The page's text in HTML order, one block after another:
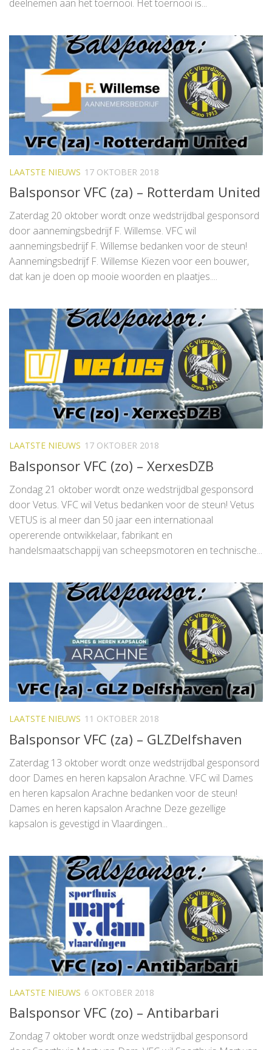
deelnemen aan het toernooi. Het toernooi is...
LAATSTE NIEUWS 17 OKTOBER 2018
Balsponsor VFC (za) – Rotterdam United
Zaterdag 20 oktober wordt onze wedstrijdbal gesponsord
door aannemingsbedrijf F. Willemse. VFC wil
aannemingsbedrijf F. Willemse bedanken voor de steun!
Aannemingsbedrijf F. Willemse Kiezen voor een bouwer,
dat kan je doen op mooie woorden en plaatjes....
LAATSTE NIEUWS 17 OKTOBER 2018
Balsponsor VFC (zo) – XerxesDZB
Zondag 21 oktober wordt onze wedstrijdbal gesponsord
door Vetus. VFC wil Vetus bedanken voor de steun! Vetus
VETUS is al meer dan 50 jaar een internationaal
opererende ontwikkelaar, fabrikant en
handelsmaatschappij van scheepsmotoren en technische...
LAATSTE NIEUWS 11 OKTOBER 2018
Balsponsor VFC (za) – GLZDelfshaven
Zaterdag 13 oktober wordt onze wedstrijdbal gesponsord
door Dames en heren kapsalon Arachne. VFC wil Dames
en heren kapsalon Arachne bedanken voor de steun!
Dames en heren kapsalon Arachne Deze gezellige
kapsalon is gevestigd in Vlaardingen...
LAATSTE NIEUWS 6 OKTOBER 2018
Balsponsor VFC (zo) – Antibarbari
Zondag 7 oktober wordt onze wedstrijdbal gesponsord